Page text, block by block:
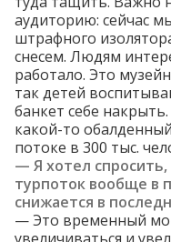
аудиторию: сейчас
штрафного
снесем. Людям
работало. Это
так детей
банкет себе
какой-то
потоке в 300 тыс.
— Я хотел
турпоток вообще в
снижается в
— Это временный